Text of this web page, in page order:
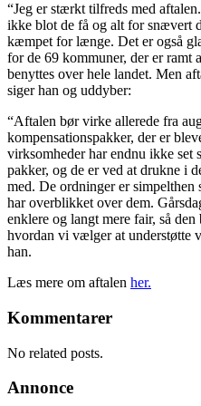
“Jeg er stærkt tilfreds med
ikke blot de få og alt for snævert
kæmpet for længe. Det er også
for de 69 kommuner, der er ramt
benyttes over hele landet. Men
siger han og uddyber:
“Aftalen bør virke allerede fra
kompensationspakker, der er
virksomheder har endnu ikke set
pakker, og de er ved at drukne i
med. De ordninger er simpelthen
har overblikket over dem.
enklere og langt mere fair, så
hvordan vi vælger at understøtte
han.
Læs mere om aftalen her.
Kommentarer
No related posts.
Annonce